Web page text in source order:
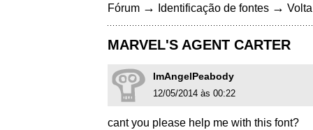
Fórum → Identificação de fontes →
MARVEL'S AGENT CARTER
ImAngelPeabody
12/05/2014 às 00:22
cant you please help me with this font?